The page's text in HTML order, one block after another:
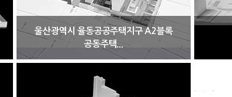
울산광역시 율동공공주택지구 A2블록
공동주택...